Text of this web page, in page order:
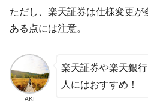
ただし、楽天証券は仕様変更が
ある点には注意。
AKI
楽天証券や楽天銀
人にはおすすめ！